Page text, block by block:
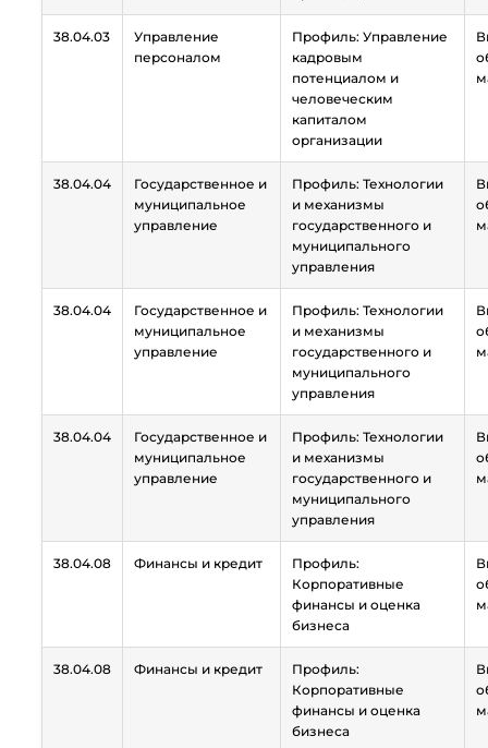
38.04.03
Управление
персоналом
Профиль: Управление
кадровым
потенциалом и
человеческим
капиталом
организации
38.04.04
Государственное и
муниципальное
управление
Профиль: Технологии
и механизмы
государственного и
муниципального
управления
38.04.04
Государственное и
муниципальное
управление
Профиль: Технологии
и механизмы
государственного и
муниципального
управления
38.04.04
Государственное и
муниципальное
управление
Профиль: Технологии
и механизмы
государственного и
муниципального
управления
38.04.08 Финансы и кредит
Профиль:
Корпоративные
финансы и оценка
бизнеса
38.04.08 Финансы и кредит
Профиль:
Корпоративные
финансы и оценка
бизнеса